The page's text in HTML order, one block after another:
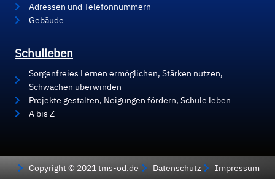
Adressen und Telefonnummern
Gebäude
Schulleben
Sorgenfreies Lernen ermöglichen, Stärken nutzen,
Schwächen überwinden
Projekte gestalten, Neigungen fördern, Schule leben
A bis Z
Copyright © 2021 tms-od.de Datenschutz Impressum